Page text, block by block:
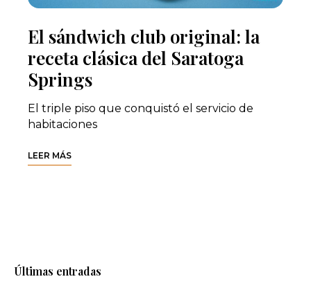
El sándwich club original: la
receta clásica del Saratoga
Springs
El triple piso que conquistó el servicio de
habitaciones
LEER MÁS
Últimas entradas